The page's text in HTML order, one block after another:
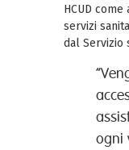
HCUD
servizi
dal Servizio
ogni